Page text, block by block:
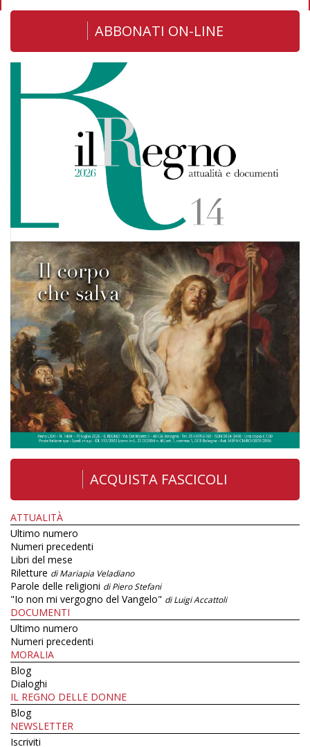
ABBONATI ON-LINE
ACQUISTA FASCICOLI
ATTUALITÀ
Ultimo numero
Numeri precedenti
Libri del mese
Riletture di Mariapia Veladiano
Parole delle religioni di Piero Stefani
"Io non mi vergogno del Vangelo" di Luigi Accattoli
DOCUMENTI
Ultimo numero
Numeri precedenti
MORALIA
Blog
Dialoghi
IL REGNO DELLE DONNE
Blog
NEWSLETTER
Iscriviti